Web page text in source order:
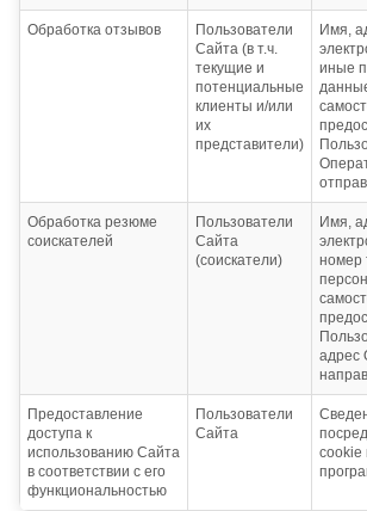
Обработка отзывов
Пользователи
Сайта (в т.ч.
текущие и
потенциальные
клиенты и/или
их
представители)
Имя,
иные
Обработка резюме
соискателей
Пользователи
Сайта
(соискатели)
Имя,
номер
адрес
Предоставление
доступа к
использованию Сайта
в соответствии с его
функциональностью
Пользователи
Сайта
cookie